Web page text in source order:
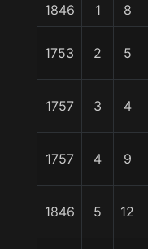
1846 1 8
1753 2 5
1757 3 4
1757 4 9
1846 5 12